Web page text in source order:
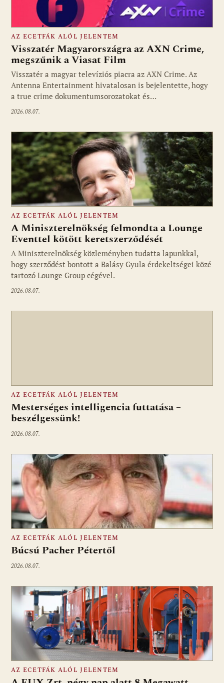
Fotó: media1.hu
AZ ECETFÁK ALÓL JELENTEM
Visszatér Magyarországra az AXN Crime,
megszűnik a Viasat Film
Visszatér a magyar televíziós piacra az AXN Crime. Az
Antenna Entertainment hivatalosan is bejelentette, hogy
a true crime dokumentumsorozatokat és…
2026.08.07.
Fotó: media1.hu
AZ ECETFÁK ALÓL JELENTEM
A Miniszterelnökség felmondta a Lounge
Eventtel kötött keretszerződését
A Miniszterelnökség közleményben tudatta lapunkkal,
hogy szerződést bontott a Balásy Gyula érdekeltségei közé
tartozó Lounge Group cégével.
2026.08.07.
AZ ECETFÁK ALÓL JELENTEM
Mesterséges intelligencia futtatása –
beszélgessünk!
2026.08.07.
AZ ECETFÁK ALÓL JELENTEM
Búcsú Pacher Pétertől
2026.08.07.
AZ ECETFÁK ALÓL JELENTEM